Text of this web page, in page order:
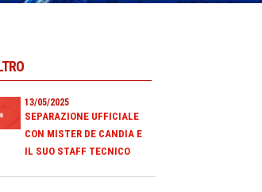
13/05/2025
SEPARAZIONE UFFICIALE
CON MISTER DE CANDIA E
IL SUO STAFF TECNICO